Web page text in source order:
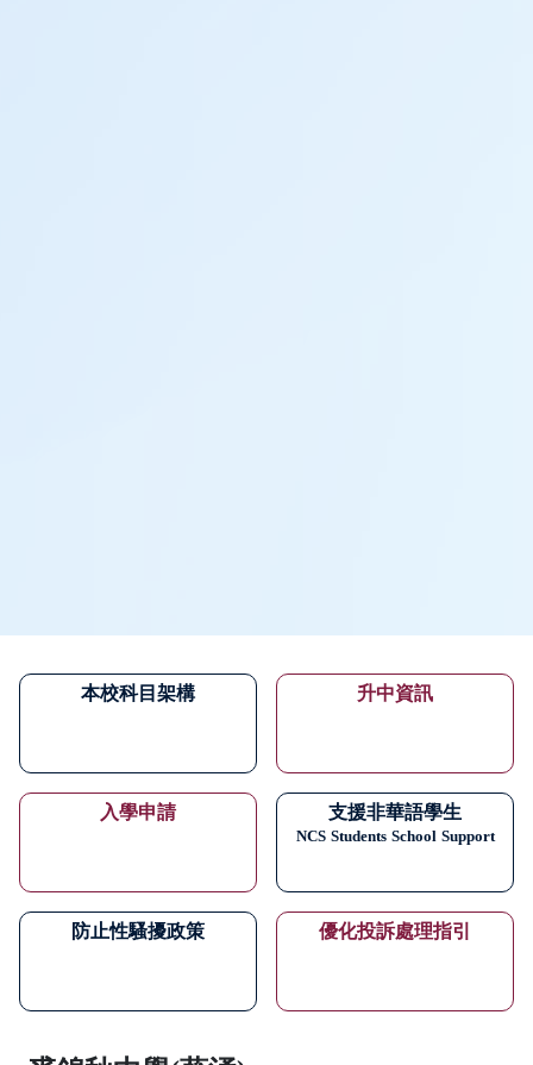
本校科目架構 升中資訊
入學申請 支援非華語學生
NCS Students School Support
防止性騷擾政策 優化投訴處理指引